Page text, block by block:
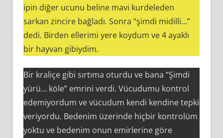
ipin diğer ucunu beline mavi kurdeleden
sarkan zincire bağladı. Sonra “şimdi midilli…”
dedi. Birden ellerimi yere koydum ve 4 ayaklı
bir hayvan gibiydim.
Bir kraliçe gibi sırtıma oturdu ve bana “Şimdi
yürü… köle” emrini verdi. Vücudumu kontrol
edemiyordum ve vücudum kendi kendine tepki
veriyordu. Bedenim üzerinde hiçbir kontrolüm
yoktu ve bedenim onun emirlerine göre